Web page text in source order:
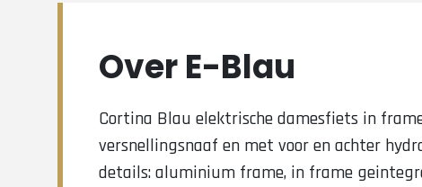
Over E-Blau
Cortina Blau elektrische damesfiets in
versnellingsnaaf en met voor en achter
details: aluminium frame, in frame